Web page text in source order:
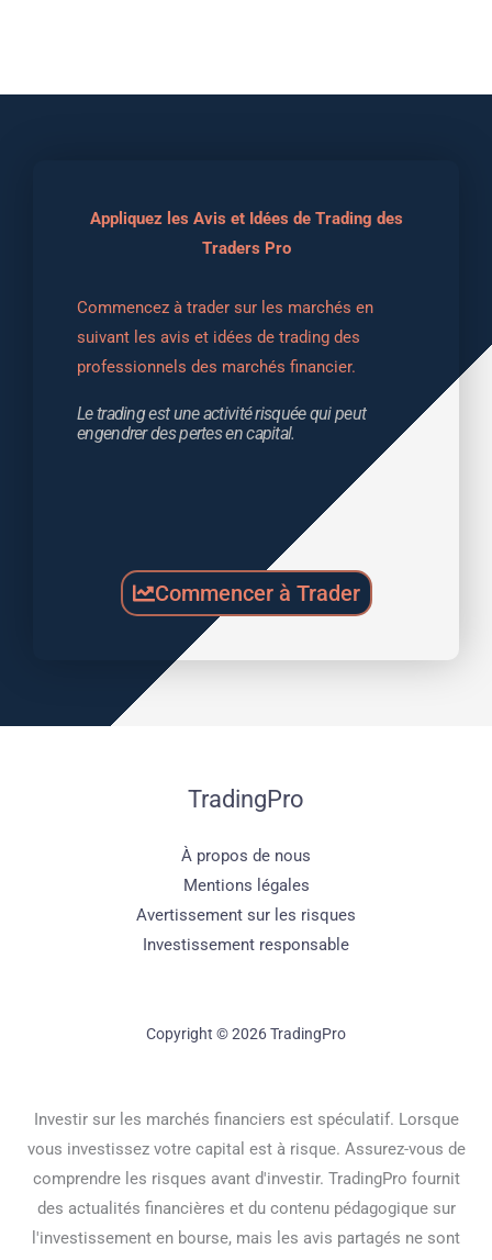
Appliquez les Avis et Idées de Trading des
Traders Pro
Commencez à trader sur les marchés en
suivant les avis et idées de trading des
professionnels des marchés financier.
Le trading est une activité risquée qui peut
engendrer des pertes en capital.
Commencer à Trader
TradingPro
À propos de nous
Mentions légales
Avertissement sur les risques
Investissement responsable
Copyright © 2026 TradingPro
Investir sur les marchés financiers est spéculatif. Lorsque
vous investissez votre capital est à risque. Assurez-vous de
comprendre les risques avant d'investir. TradingPro fournit
des actualités financières et du contenu pédagogique sur
l'investissement en bourse, mais les avis partagés ne sont